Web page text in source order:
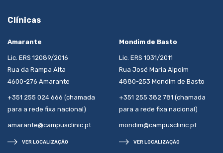
Clínicas
Amarante
Lic. ERS 12089/2016
Rua da Rampa Alta
4600-276 Amarante
+351 255 024 666 (chamada
para a rede fixa nacional)
amarante@campusclinic.pt
VER LOCALIZAÇÃO
Mondim de Basto
Lic. ERS 1031/2011
Rua José Maria Alpoim
4880-253 Mondim de Basto
+351 255 382 781 (chamada
para a rede fixa nacional)
mondim@campusclinic.pt
VER LOCALIZAÇÃO